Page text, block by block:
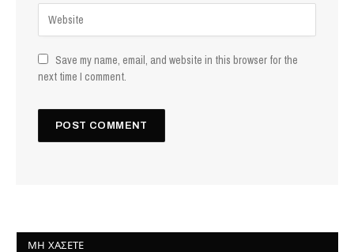
Save my name, email, and website in this browser for the
next time I comment.
ΜΗ ΧΆΣΕΤΕ